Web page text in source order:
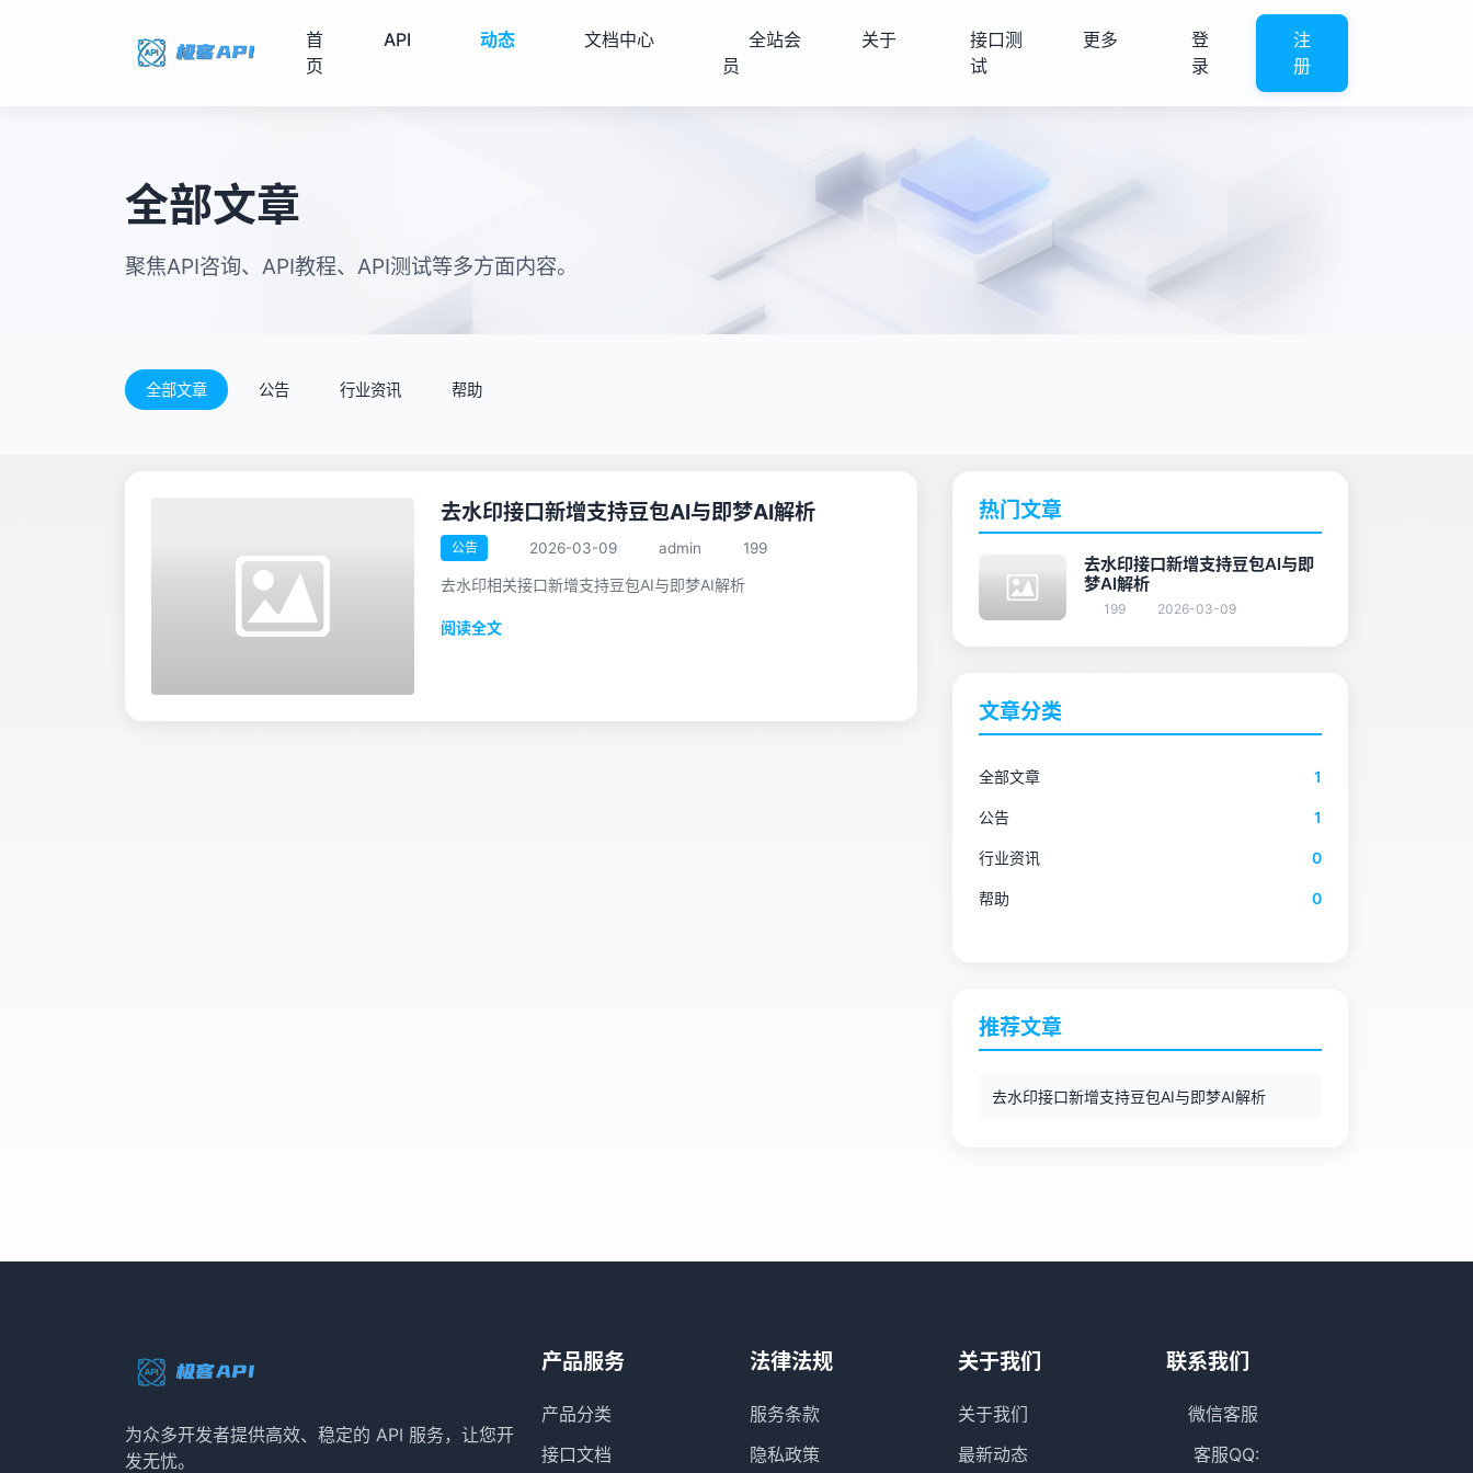
首
页
API 动态 文档中心
全站会
员
关于
接口测
试
更多
登
录
注
册
全部文章
聚焦API咨询、API教程、API测试等多方面内容。
全部文章 公告 行业资讯 帮助
去水印接口新增支持豆包AI与即梦AI解析
公告 2026-03-09 admin 199
去水印相关接口新增支持豆包AI与即梦AI解析
阅读全文
热门文章
去水印接口新增支持豆包AI与即
梦AI解析
199 2026-03-09
文章分类
全部文章 1
公告 1
行业资讯 0
帮助 0
推荐文章
去水印接口新增支持豆包AI与即梦AI解析
为众多开发者提供高效、稳定的 API 服务，让您开
发无忧。
产品服务
产品分类
接口文档
法律法规
服务条款
隐私政策
关于我们
关于我们
最新动态
联系我们
微信客服
客服QQ: